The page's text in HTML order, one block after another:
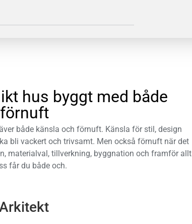
hus byggt med både
både känsla och förnuft. Känsla för stil, design
bli vackert och trivsamt. Men också förnuft när det
materialval, tillverkning, byggnation och framför allt
får du både och.